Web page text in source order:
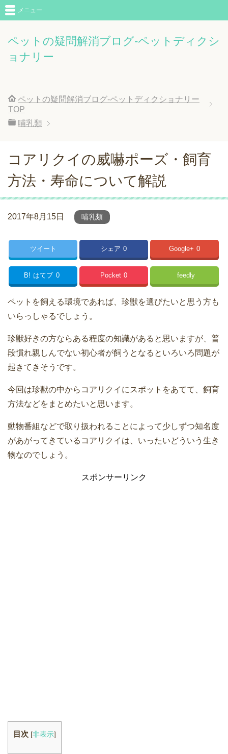
ペットの疑問解消ブログ-ペットディクシ
ョナリー
メニュー
ペットの疑問解消ブログ-ペットディクショナリー
TOP
哺乳類
コアリクイの威嚇ポーズ・飼育
方法・寿命について解説
2017年8月15日 哺乳類
ツイート シェア 0 Google+ 0
B! はてブ 0 Pocket 0 feedly
ペットを飼える環境であれば、珍獣を選びたいと思う方も
いらっしゃるでしょう。
珍獣好きの方ならある程度の知識があると思いますが、普
段慣れ親しんでない初心者が飼うとなるといろいろ問題が
起きてきそうです。
今回は珍獣の中からコアリクイにスポットをあてて、飼育
方法などをまとめたいと思います。
動物番組などで取り扱われることによって少しずつ知名度
があがってきているコアリクイは、いったいどういう生き
物なのでしょう。
スポンサーリンク
目次 [非表示]